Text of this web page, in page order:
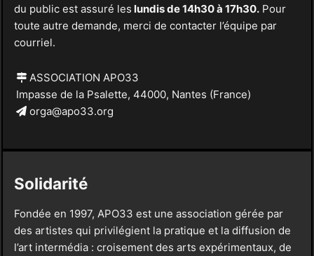
du public est assuré les lundis de 14h30 à 17h30.Pour
toute autre demande, merci de contacter l’équipe par
courriel.
ASSOCIATION APO33
Impasse de la Psalette, 44000, Nantes (France)
orga@apo33.org
Solidarité
Fondée en 1997, APO33 est une association gérée par
des artistes qui privilégient la pratique et la diffusion de
l’art intermédia : croisement des arts expérimentaux, de